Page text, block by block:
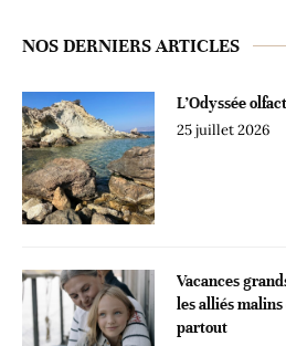
NOS DERNIERS ARTICLES
L’Odyssée
25 juillet 2026
Vacances
les alliés
partout